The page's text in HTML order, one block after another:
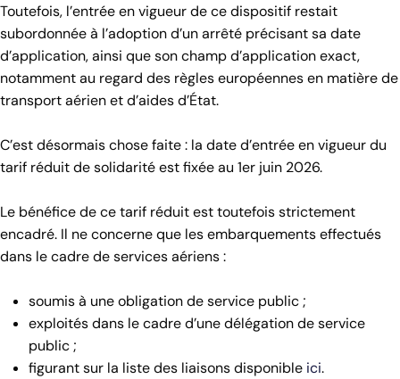
Toutefois, l’entrée en vigueur de ce dispositif restait
subordonnée à l’adoption d’un arrêté précisant sa date
d’application, ainsi que son champ d’application exact,
notamment au regard des règles européennes en matière de
transport aérien et d’aides d’État.
C’est désormais chose faite : la date d’entrée en vigueur du
tarif réduit de solidarité est fixée au 1er juin 2026.
Le bénéfice de ce tarif réduit est toutefois strictement
encadré. Il ne concerne que les embarquements effectués
dans le cadre de services aériens :
soumis à une obligation de service public ;
exploités dans le cadre d’une délégation de service
public ;
figurant sur la liste des liaisons disponible ici.